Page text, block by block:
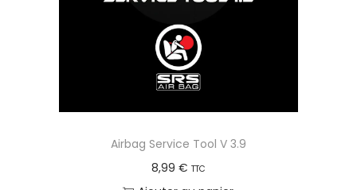
Airbag Service Tool V 3.9
8,99 € TTC